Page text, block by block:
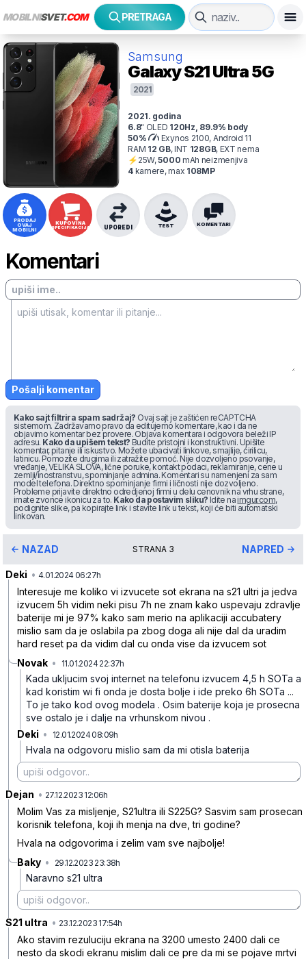
MOBILNISVET.COM PRETRAGA
Samsung
Galaxy S21 Ultra 5G
2021
2021. godina
6.8" OLED 120Hz 89.9% body
50%
Exynos 2100, Android 11
RAM 12 GB,INT 128GB, EXT nema
⚡ 25W,5000 mAh neizmenjiva
4 kamere, max 108MP
PRODAJ
OVAJ
MOBILNI
KUPOVINA
SPECIFIKACIJA TEST KOMENTARI
UPOREDI
Komentari
Pošalji komentar
Kako sajt filtrira spam sadržaj? Ovaj sajt je zaštićen reCAPTCHA
sistemom. Zadržavamo pravo da editujemo komentare, kao i da ne
objavimo komentar bez provere. Objava komentara i odgovora beleži IP
adresu. Kako da upišem tekst? Budite pristojni i konstruktivni. Upišite
komentar, pitanje ili iskustvo. Možete ubacivati linkove, smajlije, ćirilicu,
latinicu. Pomozite drugima ili zatražite pomoć. Nije dozvoljeno psovanje,
vređanje, VELIKA SLOVA, lične poruke, kontakt podaci, reklamiranje, cene u
zemlji/inostranstvu, spominjanje admina. Komentari su namenjeni za sam
model telefona. Direktno spominjanje firmi i ličnosti nije dozvoljeno.
Probleme prijavite direktno odredjenoj firmi u delu cenovnik na vrhu strane,
imate zvonce ikonicu za to. Kako da postavim sliku? Idite na imgur.com,
podignite slike, pa kopirajte link i stavite link u tekst, koji će biti automatski
linkovan.
NAZAD STRANA 3 NAPRED
Deki • 4.01.2024 06:27h
Interesuje me koliko vi izvucete sot ekrana na s21 ultri ja jedva
izvucem 5h vidim neki pisu 7h ne znam kako uspevaju zdravlje
baterije mi je 97% kako sam merio na aplikaciji accubatery
mislio sam da je oslabila pa zbog doga ali nije dal da uradim
hard reset pa da vidim dal cu onda vise da izvucem sot
Novak • 11.01.2024 22:37h
Kada ukljucim svoj internet na telefonu izvucem 4,5 h SOTa a
kad koristim wi fi onda je dosta bolje i ide preko 6h SOTa ...
To je tako kod ovog modela . Osim baterije koja je prosecna
sve ostalo je i dalje na vrhunskom nivou .
Deki • 12.01.2024 08:09h
Hvala na odgovoru mislio sam da mi otisla baterija
Dejan • 27.12.2023 12:06h
Molim Vas za misljenje, S21ultra ili S225G? Sasvim sam prosecan
korisnik telefona, koji ih menja na dve, tri godine?
Hvala na odgovorima i zelim vam sve najbolje!
Baky • 29.12.2023 23:38h
Naravno s21 ultra
S21 ultra • 23.12.2023 17:54h
Ako stavim rezuluciju ekrana na 3200 umesto 2400 dali ce
nesto da skodi ekranu mislim dali ce pre da mi se pojave mrtvi